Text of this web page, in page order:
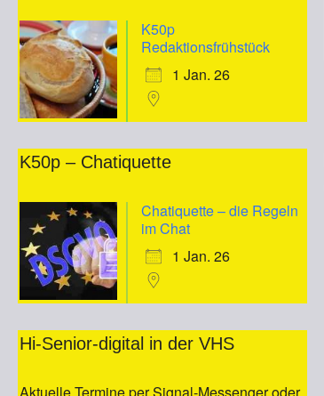
K50p
Redaktionsfrühstück
1 Jan. 26
K50p – Chatiquette
Chatiquette – die Regeln
im Chat
1 Jan. 26
Hi-Senior-digital in der VHS